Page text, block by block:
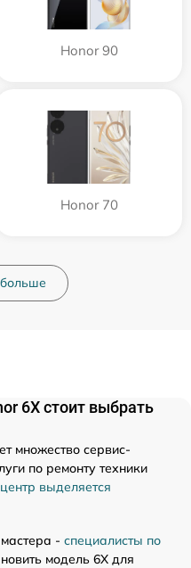
Honor 90
Honor 70
6X стоит выбрать
множество сервис-
по ремонту техники
выделяется
- специалисты по
модель 6X для